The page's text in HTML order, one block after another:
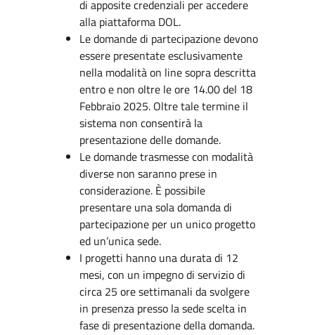
di apposite credenziali per accedere
alla piattaforma DOL.
Le domande di partecipazione devono
essere presentate esclusivamente
nella modalità on line sopra descritta
entro e non oltre le ore 14.00 del 18
Febbraio 2025. Oltre tale termine il
sistema non consentirà la
presentazione delle domande.
Le domande trasmesse con modalità
diverse non saranno prese in
considerazione. È possibile
presentare una sola domanda di
partecipazione per un unico progetto
ed un’unica sede.
I progetti hanno una durata di 12
mesi, con un impegno di servizio di
circa 25 ore settimanali da svolgere
in presenza presso la sede scelta in
fase di presentazione della domanda.